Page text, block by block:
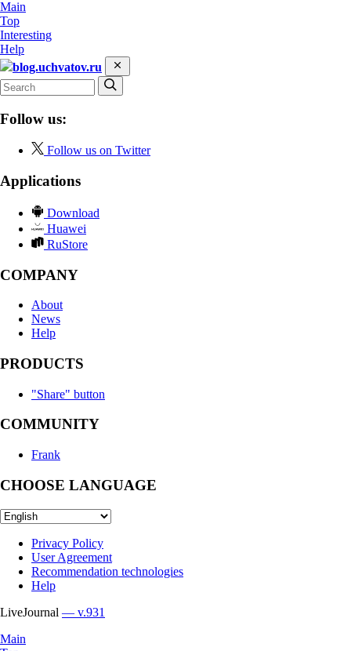
Main
Top
Interesting
Help
blog.uchvatov.ru
Follow us:
Follow us on Twitter
Applications
Download
Huawei
RuStore
COMPANY
About
News
Help
PRODUCTS
"Share" button
COMMUNITY
Frank
CHOOSE LANGUAGE
Privacy Policy
User Agreement
Recommendation technologies
Help
LiveJournal — v.931
Main